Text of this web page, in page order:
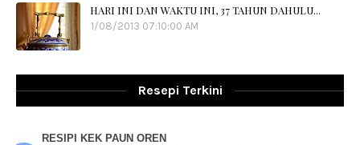
HARI INI DAN WAKTU INI, 37 TAHUN DAHULU...
1/08/2013 07:10:00 AM
Resepi Terkini
RESIPI KEK PAUN OREN